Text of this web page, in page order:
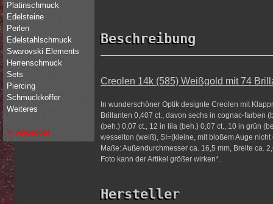
Beschreibung
Creolen 14k (585) Weißgold mit 74
In wunderschöner Optik designte Creolen mit
Brillanten 0,407 ct., davon sechs in cognac-farben
(beh.) 0,07 ct., 12 in lila (beh.) 0,07 ct., 10 in grün
wesselton (weiß), SI=(kleine, mit bloßem Auge
Maße: Außendurchmesser ca. 16,5 mm, Breite ca.
Foto kann der Artikel größer wirken*.
Hersteller
Platinschmuck
Edelsteine
Perlen
Edelstahlschmuck
Swarovski Elements
Herrenschmuck
Sets
Piercing
Schmuckkoffer
Weiteres
% Angebote